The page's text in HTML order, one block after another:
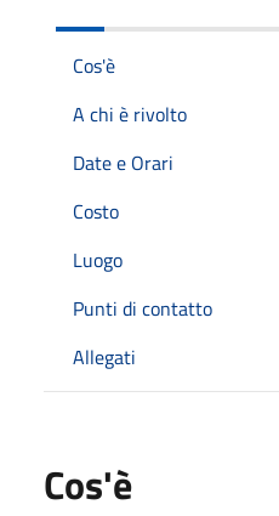
Cos'è
A chi è rivolto
Date e Orari
Costo
Luogo
Punti di contatto
Allegati
Cos'è